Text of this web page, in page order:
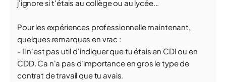
j'ignore si t'étais au collège ou au lycée...
Pour les expériences professionnelle maintenant,
quelques remarques en vrac :
- Il n'est pas util d'indiquer que tu étais en CDI ou en
CDD. Ca n'a pas d'importance en gros le type de
contrat de travail que tu avais.